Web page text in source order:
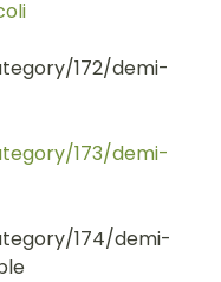
172/demi-
173/demi-
174/demi-